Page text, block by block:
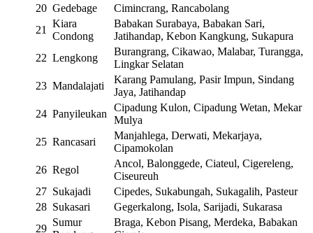
20 Gedebage
Cimincrang, Rancabolang
21
Kiara
Condong
Babakan Surabaya, Babakan Sari,
Jatihandap, Kebon Kangkung, Sukapura
22 Lengkong
Burangrang, Cikawao, Malabar, Turangga,
Lingkar Selatan
23 Mandalajati
Karang Pamulang, Pasir Impun, Sindang
Jaya, Jatihandap
24 Panyileukan
Cipadung Kulon, Cipadung Wetan, Mekar
Mulya
25 Rancasari
Manjahlega, Derwati, Mekarjaya,
Cipamokolan
26 Regol
Ancol, Balonggede, Ciateul, Cigereleng,
Ciseureuh
27 Sukajadi
Cipedes, Sukabungah, Sukagalih, Pasteur
28 Sukasari
Gegerkalong, Isola, Sarijadi, Sukarasa
29
Sumur
Braga, Kebon Pisang, Merdeka, Babakan